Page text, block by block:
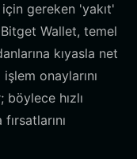
gereken 'yakıt'
Wallet, temel
kıyasla net
onaylarını
böylece hızlı